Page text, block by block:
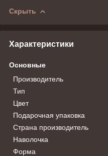
Скрыть
Характеристики
Основные
Производитель
Тип
Цвет
Подарочная упаковка
Страна производитель
Наволочка
Форма